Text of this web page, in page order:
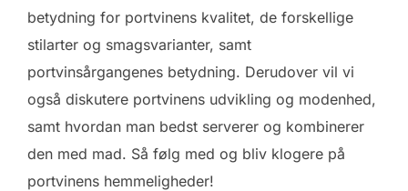
betydning for portvinens kvalitet, de forskellige
stilarter og smagsvarianter, samt
portvinsårgangenes betydning. Derudover vil vi
også diskutere portvinens udvikling og modenhed,
samt hvordan man bedst serverer og kombinerer
den med mad. Så følg med og bliv klogere på
portvinens hemmeligheder!